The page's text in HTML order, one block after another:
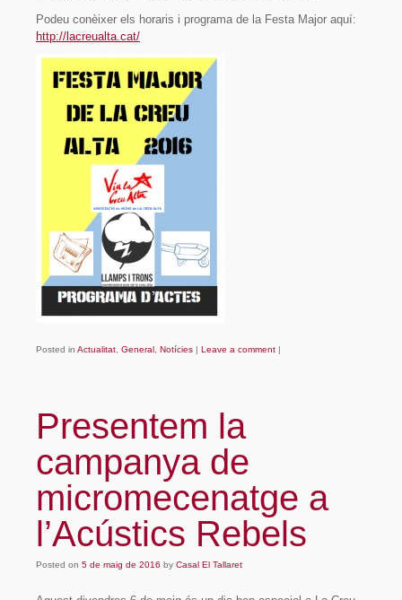
Podeu conèixer els horaris i programa de la Festa Major aquí:
http://lacreualta.cat/
Posted in Actualitat, General , Notícies Leave a comment
Presentem la
campanya de
micromecenatge a
l’Acústics Rebels
Posted on 5 de maig de 2016 by Casal El Tallaret